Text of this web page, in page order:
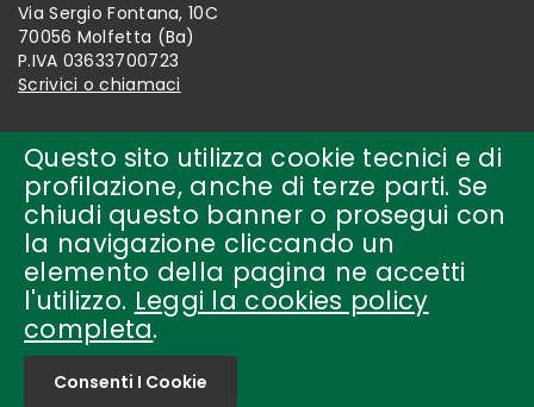
Questo sito utilizza cookie tecnici e di
profilazione, anche di terze parti. Se
chiudi questo banner o prosegui con
la navigazione cliccando un
elemento della pagina ne accetti
l'utilizzo. Leggi la cookies policy
completa.
Consenti I Cookie
Via Sergio Fontana, 10C
70056 Molfetta (Ba)
P.IVA 03633700723
Scrivici o chiamaci
Copyright © 2018-present by
edizioni la meridiana Tutti i
diritti riservati.